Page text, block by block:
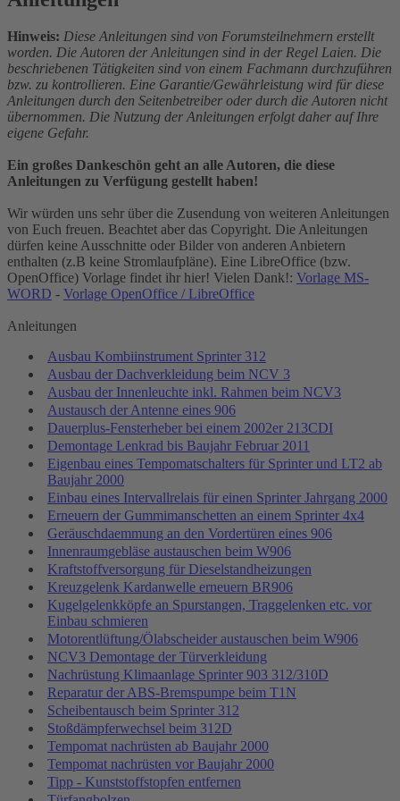
Hinweis: Diese Anleitungen sind von Forumsteilnehmern erstellt
worden. Die Autoren der Anleitungen sind in der Regel Laien. Die
beschriebenen Tätigkeiten sind von einem Fachmann durchzuführen
bzw. zu kontrollieren. Eine Garantie/Gewährleistung wird für diese
Anleitungen durch den Seitenbetreiber oder durch die Autoren nicht
übernommen. Die Nutzung der Anleitungen erfolgt daher auf Ihre
eigene Gefahr.
Ein großes Dankeschön geht an alle Autoren, die diese
Anleitungen zu Verfügung gestellt haben!
Wir würden uns sehr über die Zusendung von weiteren Anleitungen
von Euch freuen. Beachtet aber das Copyright. Die Anleitungen
dürfen keine Ausschnitte oder Bilder von anderen Anbietern
enthalten (z.B keine Stromlaufpläne). Eine LibreOffice (bzw.
OpenOffice) Vorlage findet ihr hier! Vielen Dank!: Vorlage MS-
WORD - Vorlage OpenOffice / LibreOffice
Anleitungen
Ausbau Kombiinstrument Sprinter 312
Ausbau der Dachverkleidung beim NCV 3
Ausbau der Innenleuchte inkl. Rahmen beim NCV3
Austausch der Antenne eines 906
Dauerplus-Fensterheber bei einem 2002er 213CDI
Demontage Lenkrad bis Baujahr Februar 2011
Eigenbau eines Tempomatschalters für Sprinter und LT2 ab
Baujahr 2000
Einbau eines Intervallrelais für einen Sprinter Jahrgang 2000
Erneuern der Gummimanschetten an einem Sprinter 4x4
Geräuschdaemmung an den Vordertüren eines 906
Innenraumgebläse austauschen beim W906
Kraftstoffversorgung für Dieselstandheizungen
Kreuzgelenk Kardanwelle erneuern BR906
Kugelgelenkköpfe an Spurstangen, Traggelenken etc. vor
Einbau schmieren
Motorentlüftung/Ölabscheider austauschen beim W906
NCV3 Demontage der Türverkleidung
Nachrüstung Klimaanlage Sprinter 903 312/310D
Reparatur der ABS-Bremspumpe beim T1N
Scheibentausch beim Sprinter 312
Stoßdämpferwechsel beim 312D
Tempomat nachrüsten ab Baujahr 2000
Tempomat nachrüsten vor Baujahr 2000
Tipp - Kunststoffstopfen entfernen